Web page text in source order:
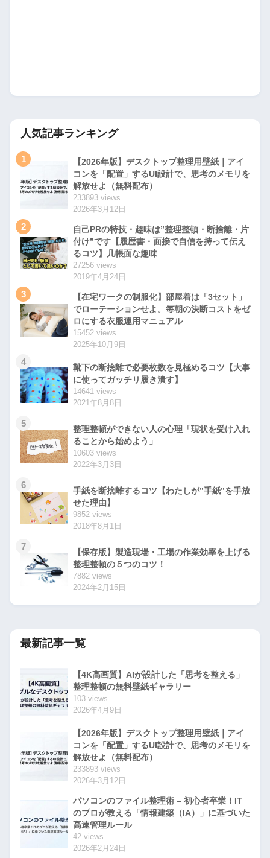
人気記事ランキング
1
【2026年版】デスクトップ整理用壁紙｜アイ
コンを「配置」するUI設計で、思考のメモリを
解放せよ（無料配布）
233893 views
2026年3月12日
2
自己PRの特技・趣味は”整理整頓・断捨離・片
付け”です【履歴書・面接で自信を持って伝え
るコツ】几帳面な趣味
27256 views
2019年4月24日
3
【在宅ワークの制服化】部屋着は「3セット」
でローテーションせよ。毎朝の決断コストをゼ
ロにする衣服運用マニュアル
15452 views
2025年10月9日
4
靴下の断捨離で必要枚数を見極めるコツ【大事
に使ってガッチリ履き潰す】
14641 views
2021年8月8日
5
整理整頓ができない人の心理「現状を受け入れ
ることから始めよう」
10603 views
2022年3月3日
6
手紙を断捨離するコツ【わたしが”手紙”を手放
せた理由】
9852 views
2018年8月1日
7
【保存版】製造現場・工場の作業効率を上げる
整理整頓の５つのコツ！
7882 views
2024年2月15日
最新記事一覧
【4K高画質】AIが設計した「思考を整える」
整理整頓の無料壁紙ギャラリー
103 views
2026年4月9日
【2026年版】デスクトップ整理用壁紙｜アイ
コンを「配置」するUI設計で、思考のメモリを
解放せよ（無料配布）
233893 views
2026年3月12日
パソコンのファイル整理術 – 初心者卒業！IT
のプロが教える「情報建築（IA）」に基づいた
高速管理ルール
42 views
2026年2月24日